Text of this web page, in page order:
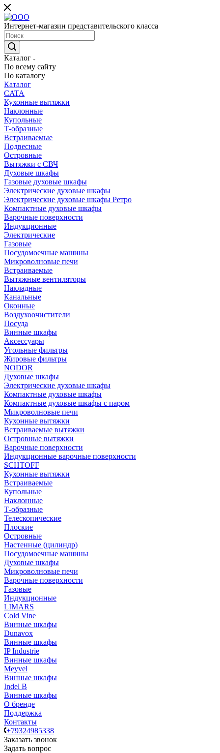
Интернет-магазин представительского класса
Каталог
По всему сайту
По каталогу
Каталог
CATA
Кухонные вытяжки
Наклонные
Купольные
Т-образные
Встраиваемые
Подвесные
Островные
Вытяжки с СВЧ
Духовые шкафы
Газовые духовые шкафы
Электрические духовые шкафы
Электрические духовые шкафы Ретро
Компактные духовые шкафы
Варочные поверхности
Индукционные
Электрические
Газовые
Посудомоечные машины
Микроволновые печи
Встраиваемые
Вытяжные вентиляторы
Накладные
Канальные
Оконные
Воздухоочистители
Посуда
Винные шкафы
Аксессуары
Угольные фильтры
Жировые фильтры
NODOR
Духовые шкафы
Электрические духовые шкафы
Компактные духовые шкафы
Компактные духовые шкафы с паром
Микроволновые печи
Кухонные вытяжки
Встраиваемые вытяжки
Островные вытяжки
Варочные поверхности
Индукционные варочные поверхности
SCHTOFF
Кухонные вытяжки
Встраиваемые
Купольные
Наклонные
Т-образные
Телескопические
Плоские
Островные
Настенные (цилиндр)
Посудомоечные машины
Духовые шкафы
Микроволновые печи
Варочные поверхности
Газовые
Индукционные
LIMARS
Cold Vine
Винные шкафы
Dunavox
Винные шкафы
IP Industrie
Винные шкафы
Meyvel
Винные шкафы
Indel B
Винные шкафы
О бренде
Поддержка
Контакты
+79324985338
Заказать звонок
Задать вопрос